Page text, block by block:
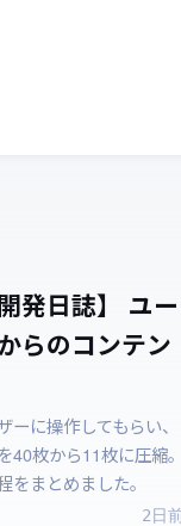
発日誌】 ユー
らのコンテン
に操作してもらい、
40枚から11枚に圧縮。
まとめました。
2日